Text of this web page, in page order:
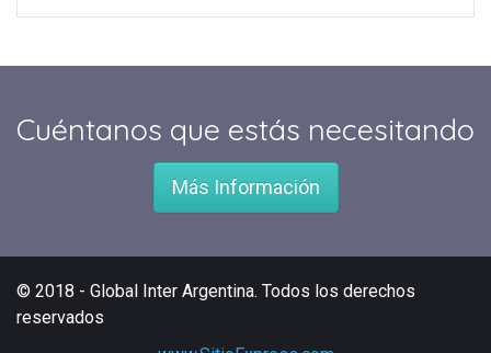
Cuéntanos que estás necesitando
Más Información
© 2018 - Global Inter Argentina. Todos los derechos
reservados